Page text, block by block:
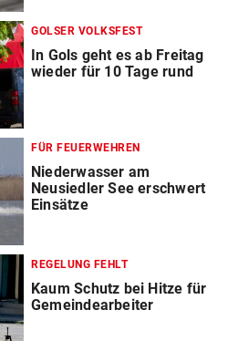
GOLSER VOLKSFEST
In Gols geht es ab Freitag
wieder für 10 Tage rund
FÜR FEUERWEHREN
Niederwasser am
Neusiedler See erschwert
Einsätze
REGELUNG FEHLT
Kaum Schutz bei Hitze für
Gemeindearbeiter